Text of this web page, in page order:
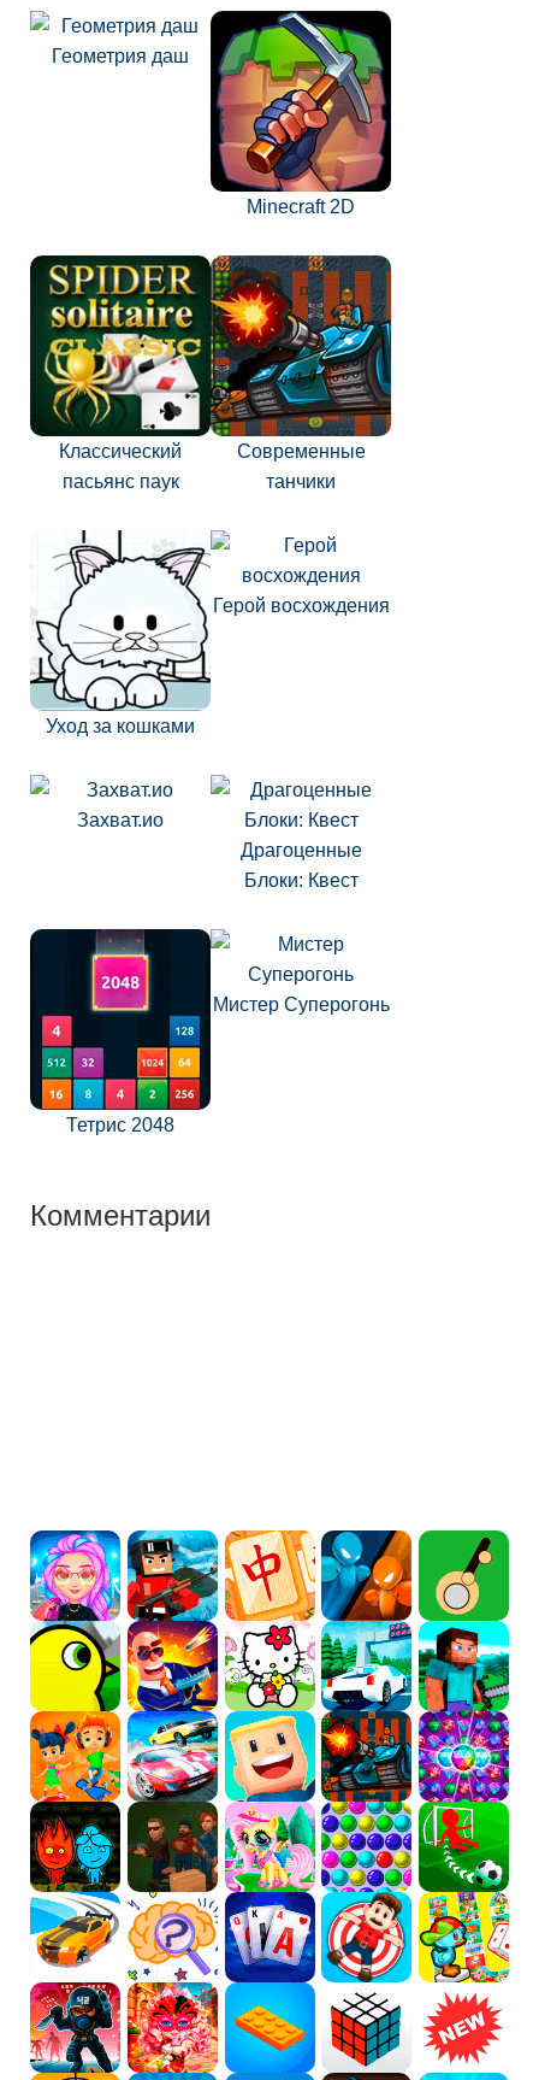
Геометрия даш
Minecraft 2D
Классический
пасьянс паук
Современные
танчики
Уход за кошками
Герой восхождения
Захват.ио
Драгоценные
Блоки: Квест
Тетрис 2048
Мистер Суперогонь
Комментарии